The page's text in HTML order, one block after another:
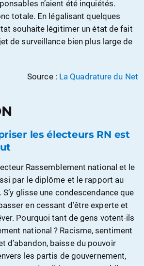
n’aient été inquiétés.
totale. En légalisant quelques
souhaite légitimer un état de fait
de surveillance bien plus large de
Source : La Quadrature du Net
les électeurs RN est
Rassemblement national et le
par le diplôme et le rapport au
S’y glisse une condescendance que
en cessant d’être experte et
Pourquoi tant de gens votent-ils
national ? Racisme, sentiment
d’abandon, baisse du pouvoir
les partis de gouvernement,